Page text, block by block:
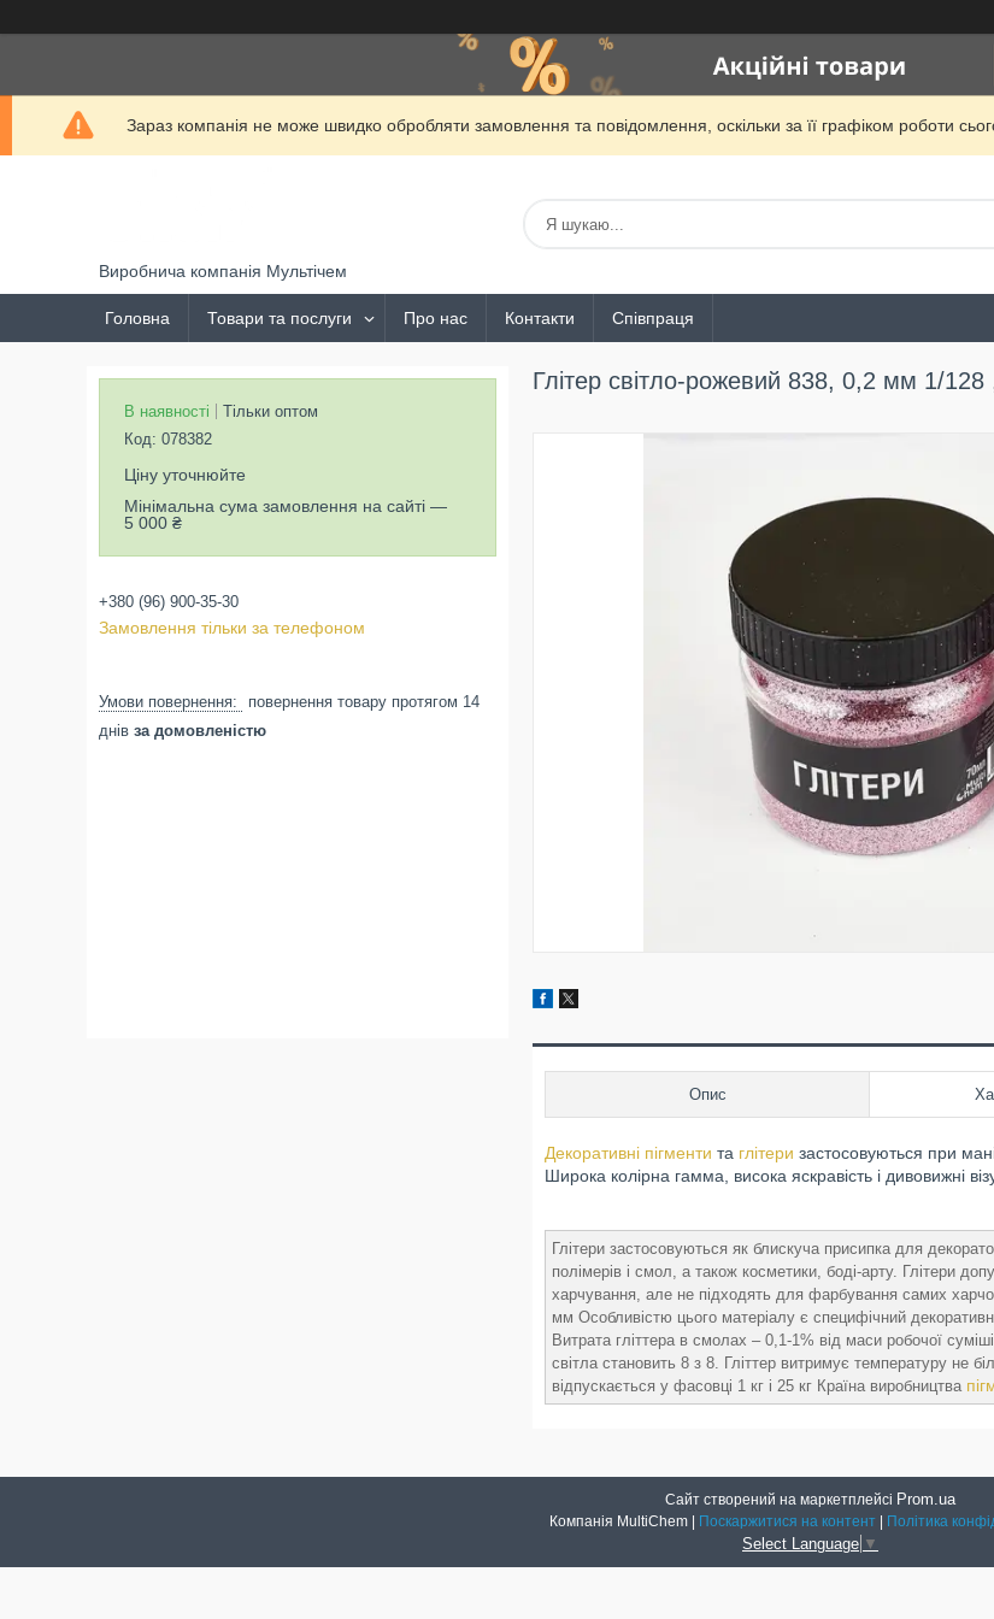
Зараз компанія не може швидко обробляти замовлення та повідомлення, оскільки за її графіком роботи
Виробнича компанія Мультічем
Головна Товари та послуги Про нас Контакти Співпраця
Глітер світло-рожевий 838, 0,2 мм 1/
Опис
Декоративні пігменти та глітери застосовуються при
Широка колірна гамма, висока яскравість і дивовижні
Глітери застосовуються як блискуча присипка для
полімерів і смол, а також косметики, боді-арту. Глітери
харчування, але не підходять для фарбування самих
мм Особливістю цього матеріалу є специфічний
Витрата гліттера в смолах – 0,1-1% від маси робочої
світла становить 8 з 8. Гліттер витримує температуру не
відпускається у фасовці 1 кг і 25 кг Країна виробництва
В наявності
Тільки оптом
Код: 078382
Ціну уточнюйте
Мінімальна сума замовлення на сайті —
5 000 ₴
+380 (96) 900-35-30
Замовлення тільки за телефоном
повернення товару протягом 14
днів за домовленістю
Сайт створений на маркетплейсі Prom.ua
Поскаржитися на контент Політика
Select Language ▼